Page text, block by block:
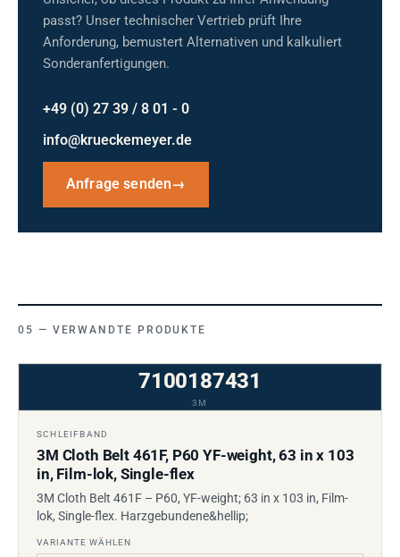
passt? Unser technischer Vertrieb prüft Ihre
Anforderung, bemustert Alternativen und kalkuliert
Sonderanfertigungen.
+49 (0) 27 39 / 8 01 - 0
info@krueckemeyer.de
Anfrage senden→
VERWANDTE PRODUKTE
7100187431
3M
SCHLEIFBAND
3M Cloth Belt 461F, P60 YF-weight, 63 in x 103
in, Film-lok, Single-flex
3M Cloth Belt 461F – P60, YF-weight; 63 in x 103 in, Film-
lok, Single-flex. Harzgebundene&hellip;
VARIANTE WÄHLEN